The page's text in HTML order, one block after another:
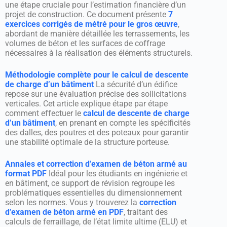
une étape cruciale pour l’estimation financière d’un
projet de construction. Ce document présente 7
exercices corrigés de métré pour le gros œuvre,
abordant de manière détaillée les terrassements, les
volumes de béton et les surfaces de coffrage
nécessaires à la réalisation des éléments structurels.
Méthodologie complète pour le calcul de descente
de charge d’un bâtiment La sécurité d’un édifice
repose sur une évaluation précise des sollicitations
verticales. Cet article explique étape par étape
comment effectuer le calcul de descente de charge
d’un bâtiment, en prenant en compte les spécificités
des dalles, des poutres et des poteaux pour garantir
une stabilité optimale de la structure porteuse.
Annales et correction d’examen de béton armé au
format PDF Idéal pour les étudiants en ingénierie et
en bâtiment, ce support de révision regroupe les
problématiques essentielles du dimensionnement
selon les normes. Vous y trouverez la correction
d’examen de béton armé en PDF, traitant des
calculs de ferraillage, de l’état limite ultime (ELU) et